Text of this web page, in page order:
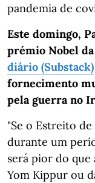
pandemia de
Este domingo,
prémio Nobel
diário (Substack)
fornecimento
pela guerra no
"Se o Estreito
durante um
será pior do que
Yom Kippur ou